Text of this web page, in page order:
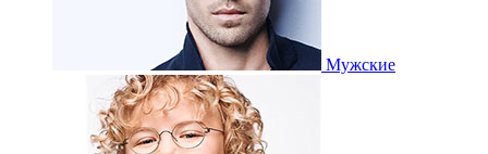
Мужские